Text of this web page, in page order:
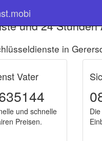
und 24
in
Vater
und schnelle
Preisen.